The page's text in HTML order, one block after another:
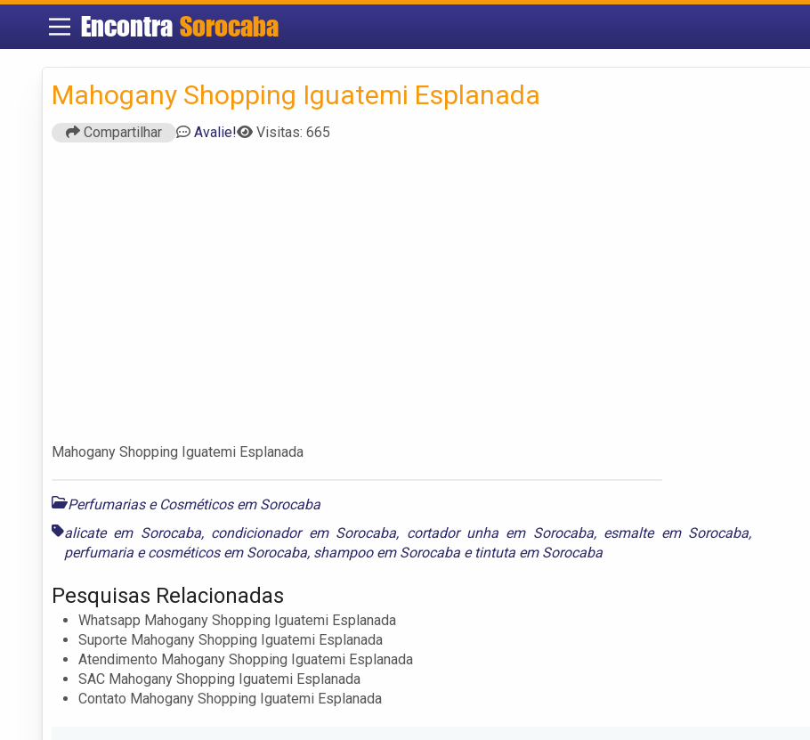
Encontra Sorocaba
Mahogany Shopping Iguatemi Esplanada
Compartilhar Avalie! Visitas: 665
Mahogany Shopping Iguatemi Esplanada
Perfumarias e Cosméticos em Sorocaba
alicate em Sorocaba, condicionador em Sorocaba, cortador unha em Sorocaba, esmalte em Sorocaba,
perfumaria e cosméticos em Sorocaba, shampoo em Sorocaba e tintuta em Sorocaba
Pesquisas Relacionadas
Whatsapp Mahogany Shopping Iguatemi Esplanada
Suporte Mahogany Shopping Iguatemi Esplanada
Atendimento Mahogany Shopping Iguatemi Esplanada
SAC Mahogany Shopping Iguatemi Esplanada
Contato Mahogany Shopping Iguatemi Esplanada